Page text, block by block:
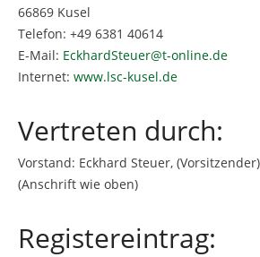
66869 Kusel
Telefon: +49 6381 40614
E-Mail: EckhardSteuer@t-online.de
Internet: www.lsc-kusel.de
Vertreten durch:
Vorstand: Eckhard Steuer, (Vorsitzender)
(Anschrift wie oben)
Registereintrag: